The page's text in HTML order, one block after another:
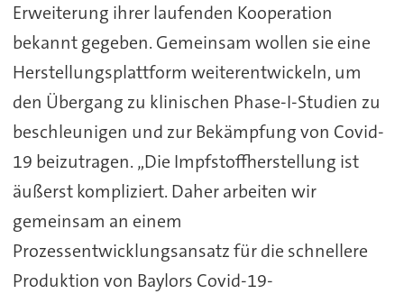
Erweiterung ihrer laufenden Kooperation
bekannt gegeben. Gemeinsam wollen sie eine
Herstellungsplattform weiterentwickeln, um
den Übergang zu klinischen Phase-I-Studien zu
beschleunigen und zur Bekämpfung von Covid-
19 beizutragen. „Die Impfstoffherstellung ist
äußerst kompliziert. Daher arbeiten wir
gemeinsam an einem
Prozessentwicklungsansatz für die schnellere
Produktion von Baylors Covid-19-